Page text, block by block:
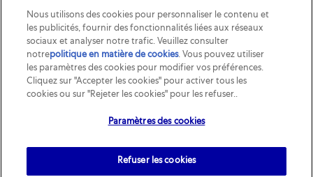
Nous utilisons des cookies pour personnaliser le contenu et
les publicités, fournir des fonctionnalités liées aux réseaux
sociaux et analyser notre trafic. Veuillez consulter
notrepolitique en matière de cookies(opens in a new tab)
. Vous pouvez utiliser
les paramètres des cookies pour modifier vos préférences.
Cliquez sur "Accepter les cookies" pour activer tous les
cookies ou sur "Rejeter les cookies" pour les refuser..
Paramètres des cookies
Refuser les cookies